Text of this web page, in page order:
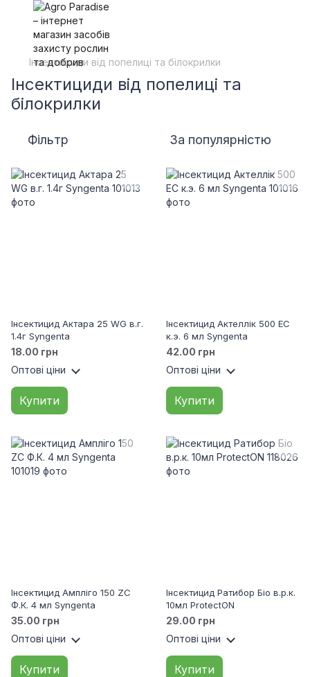
Інсектициди від попелиці та білокрилки
Інсектициди від попелиці та
білокрилки
Фільтр За популярністю
Інсектицид Актара 25 WG в.г.
1.4г Syngenta
18.00 грн
Оптові ціни
Купити
Інсектицид Актеллік 500 EC
к.э. 6 мл Syngenta
42.00 грн
Оптові ціни
Купити
Інсектицид Ампліго 150 ZC
Ф.К. 4 мл Syngenta
35.00 грн
Оптові ціни
Купити
Інсектицид Ратибор Біо в.р.к.
10мл ProtectON
29.00 грн
Оптові ціни
Купити